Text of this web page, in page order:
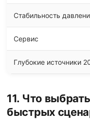
Стабильность
Сервис
Глубокие источники
11. Что
быстрых